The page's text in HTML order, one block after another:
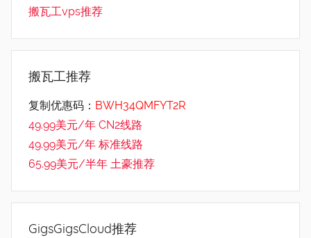
搬瓦工vps推荐
搬瓦工推荐
复制优惠码： BWH34QMFYT2R
49.99美元/年 CN2线路
49.99美元/年 标准线路
65.99美元/半年 土豪推荐
GigsGigsCloud推荐